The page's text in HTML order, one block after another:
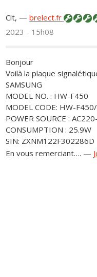
Clt, —brelect.fr
2023 - 15h08
Bonjour
Voilà la plaque
SAMSUNG
MODEL NO. : HW-F450
MODEL CODE: HW-
POWER SOURCE :
CONSUMPTION : 25.9W
SIN: ZXNM122F302286D
En vous remerciant…. —